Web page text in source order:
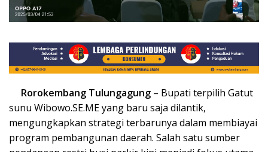
Rorokembang Tulungagung – Bupati terpilih Gatut
sunu Wibowo.SE.ME yang baru saja dilantik,
mengungkapkan strategi terbarunya dalam membiayai
program pembangunan daerah. Salah satu sumber